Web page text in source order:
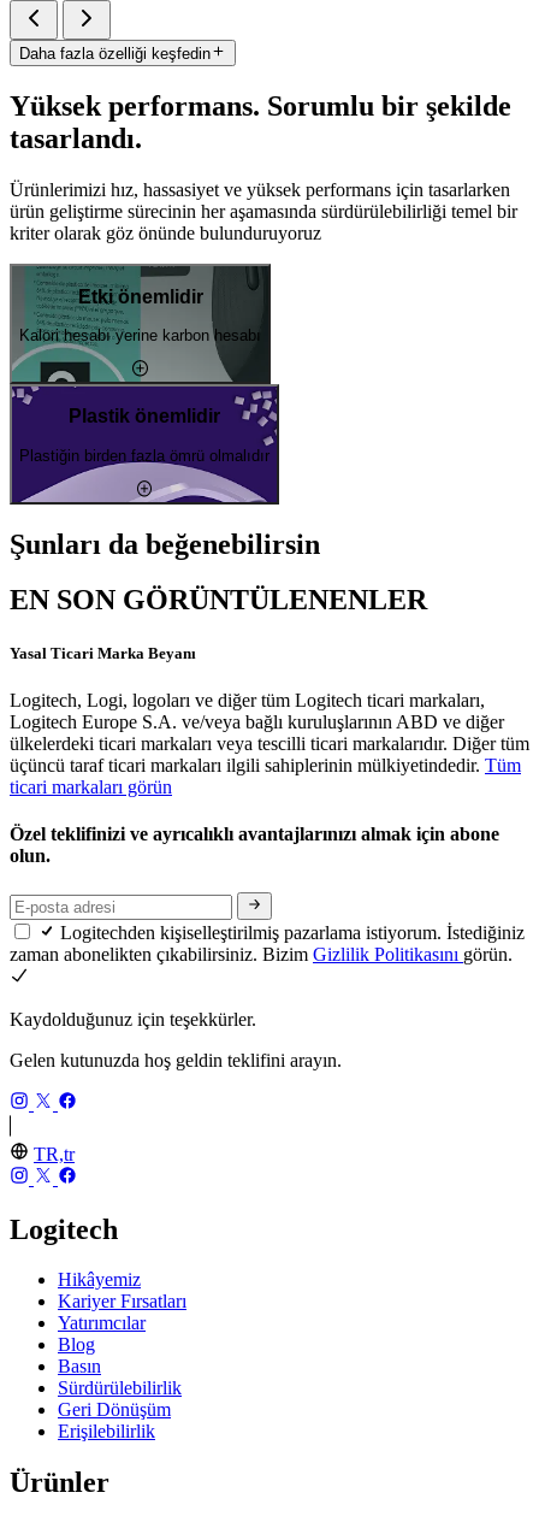
Daha fazla özelliği keşfedin
Yüksek performans. Sorumlu bir şekilde
tasarlandı.
Ürünlerimizi hız, hassasiyet ve yüksek performans için tasarlarken
ürün geliştirme sürecinin her aşamasında sürdürülebilirliği temel bir
kriter olarak göz önünde bulunduruyoruz
Etki önemlidir
Kalori hesabı yerine karbon hesabı
Plastik önemlidir
Plastiğin birden fazla ömrü olmalıdır
Şunları da beğenebilirsin
EN SON GÖRÜNTÜLENENLER
Yasal Ticari Marka Beyanı
Logitech, Logi, logoları ve diğer tüm Logitech ticari markaları,
Logitech Europe S.A. ve/veya bağlı kuruluşlarının ABD ve diğer
ülkelerdeki ticari markaları veya tescilli ticari markalarıdır. Diğer tüm
üçüncü taraf ticari markaları ilgili sahiplerinin mülkiyetindedir. Tüm
ticari markaları görün
Özel teklifinizi ve ayrıcalıklı avantajlarınızı almak için abone
olun.
Logitechden kişiselleştirilmiş pazarlama istiyorum. İstediğiniz
zaman abonelikten çıkabilirsiniz. Bizim Gizlilik Politikasını görün.
Kaydolduğunuz için teşekkürler.
Gelen kutunuzda hoş geldin teklifini arayın.
TR,tr
Logitech
Hikâyemiz
Kariyer Fırsatları
Yatırımcılar
Blog
Basın
Sürdürülebilirlik
Geri Dönüşüm
Erişilebilirlik
Ürünler